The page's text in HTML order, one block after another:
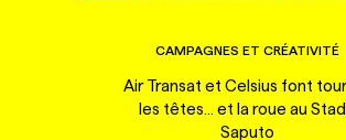
CAMPAGNES ET CRÉATIVITÉ
Air Transat et Celsius font
les têtes... et la roue au
Saputo